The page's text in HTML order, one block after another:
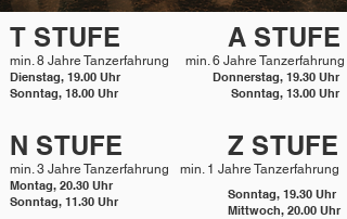
T STUFE A STUFE
min. 8 Jahre Tanzerfahrung
min. 6 Jahre Tanzerfahrung
Dienstag, 19.00 Uhr
Sonntag, 18.00 Uhr
Donnerstag, 19.30 Uhr
Sonntag, 13.00 Uhr
N STUFE Z STUFE
min. 3 Jahre Tanzerfahrung
min. 1 Jahre Tanzerfahrung
Montag, 20.30 Uhr
Sonntag, 11.30 Uhr
Sonntag, 19.30 Uhr
Mittwoch, 20.00 Uhr